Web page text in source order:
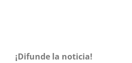
¡Difunde la noticia!